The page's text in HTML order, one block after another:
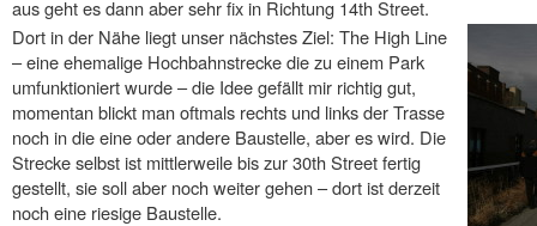
aus geht es dann aber sehr fix in Richtung 14th Street.
Dort in der Nähe liegt unser nächstes Ziel: The High Line
– eine ehemalige Hochbahnstrecke die zu einem Park
umfunktioniert wurde – die Idee gefällt mir richtig gut,
momentan blickt man oftmals rechts und links der Trasse
noch in die eine oder andere Baustelle, aber es wird. Die
Strecke selbst ist mittlerweile bis zur 30th Street fertig
gestellt, sie soll aber noch weiter gehen – dort ist derzeit
noch eine riesige Baustelle.